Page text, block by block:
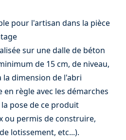
manuel < 4 mètres
pour l'artisan dans la pièce
sur une dalle de béton
de 15 cm, de niveau,
dimension de l'abri
règle avec les démarches
pose de ce produit
ou permis de construire,
lotissement, etc...).